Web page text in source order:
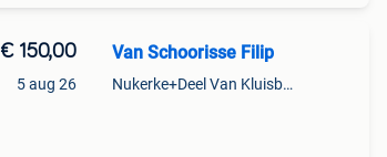
€ 150,00
5 aug 26
Van Schoorisse Filip
Nukerke+Deel Van Kluisbergen